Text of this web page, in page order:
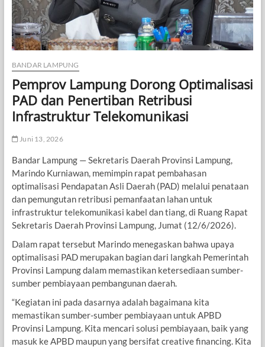
BANDAR LAMPUNG
Pemprov Lampung Dorong Optimalisasi
PAD dan Penertiban Retribusi
Infrastruktur Telekomunikasi
Juni 13, 2026
Bandar Lampung — Sekretaris Daerah Provinsi Lampung,
Marindo Kurniawan, memimpin rapat pembahasan
optimalisasi Pendapatan Asli Daerah (PAD) melalui penataan
dan pemungutan retribusi pemanfaatan lahan untuk
infrastruktur telekomunikasi kabel dan tiang, di Ruang Rapat
Sekretaris Daerah Provinsi Lampung, Jumat (12/6/2026).
Dalam rapat tersebut Marindo menegaskan bahwa upaya
optimalisasi PAD merupakan bagian dari langkah Pemerintah
Provinsi Lampung dalam memastikan ketersediaan sumber-
sumber pembiayaan pembangunan daerah.
“Kegiatan ini pada dasarnya adalah bagaimana kita
memastikan sumber-sumber pembiayaan untuk APBD
Provinsi Lampung. Kita mencari solusi pembiayaan, baik yang
masuk ke APBD maupun yang bersifat creative financing. Kita